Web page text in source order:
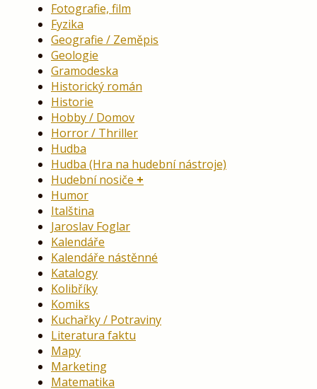
Fotografie, film
Fyzika
Geografie / Zeměpis
Geologie
Gramodeska
Historický román
Historie
Hobby / Domov
Horror / Thriller
Hudba
Hudba (Hra na hudební nástroje)
Hudební nosiče
Humor
Italština
Jaroslav Foglar
Kalendáře
Kalendáře nástěnné
Katalogy
Kolibříky
Komiks
Kuchařky / Potraviny
Literatura faktu
Mapy
Marketing
Matematika